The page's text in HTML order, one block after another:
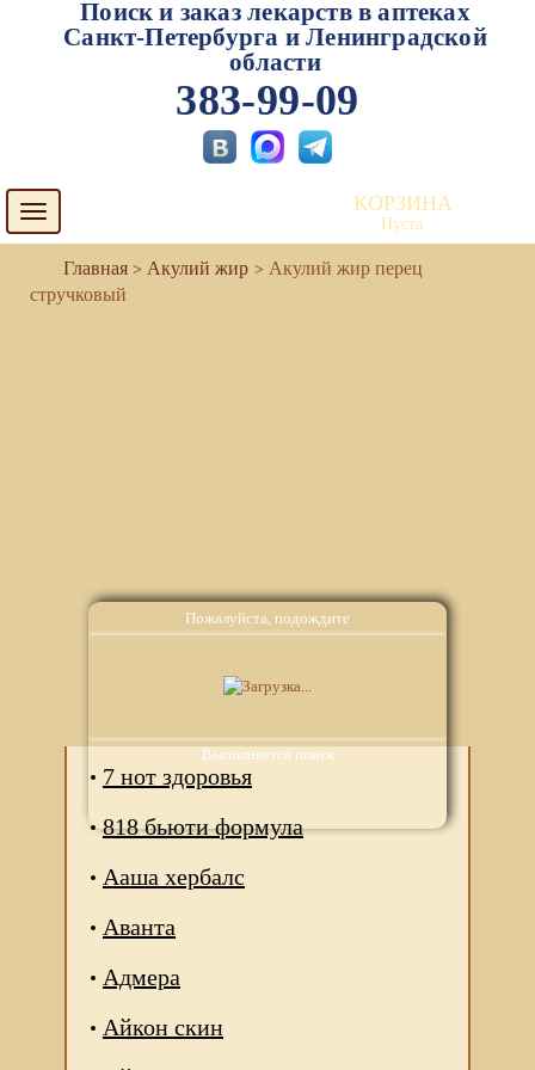
Пожалуйста, подождите
Выполняется поиск
Поиск и заказ лекарств в аптеках
Санкт-Петербурга и Ленинградской
области
383-99-09
Toggle
navigation
КОРЗИНА
Пуста
Акулий жир
Акулий жир перец
стручковый
7 нот здоровья
818 бьюти формула
Ааша хербалс
Аванта
Адмера
Айкон скин